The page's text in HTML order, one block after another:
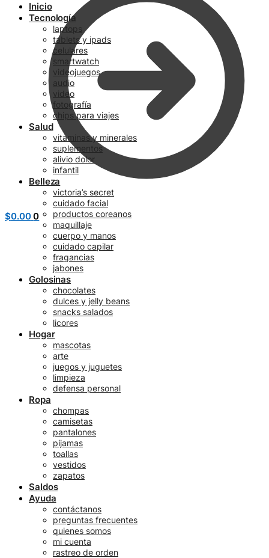
$0.00 0
Inicio
Tecnología
laptops
tablets y ipads
celulares
smartwatch
videojuegos
audio
video
fotografía
chips para viajes
Salud
vitaminas y minerales
suplementos
alivio dolor
infantil
Belleza
victoria’s secret
cuidado facial
productos coreanos
maquillaje
cuerpo y manos
cuidado capilar
fragancias
jabones
Golosinas
chocolates
dulces y jelly beans
snacks salados
licores
Hogar
mascotas
arte
juegos y juguetes
limpieza
defensa personal
Ropa
chompas
camisetas
pantalones
pijamas
toallas
vestidos
zapatos
Saldos
Ayuda
contáctanos
preguntas frecuentes
quienes somos
mi cuenta
rastreo de orden